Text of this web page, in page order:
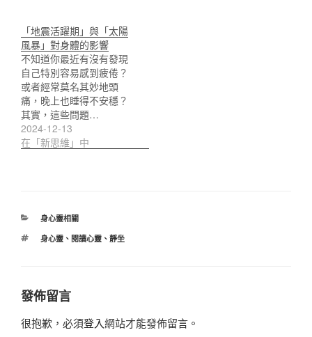
「地震活躍期」與「太陽
風暴」對身體的影響
不知道你最近有沒有發現
自己特別容易感到疲倦？
或者經常莫名其妙地頭
痛，晚上也睡得不安穩？
其實，這些問題…
2024-12-13
在「新思維」中
分
身心靈相關
標
身心靈、 閱讀心靈、 靜坐
發佈留言
很抱歉，必須登入網站才能發佈留言。